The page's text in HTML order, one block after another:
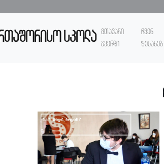
სკოლა მთავარი
გვერდი
ჩვენ
შესახებ